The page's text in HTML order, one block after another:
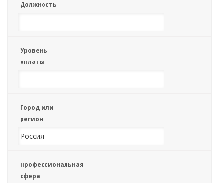
Должность
Уровень
оплаты
Город или
регион
Профессиональная
сфера